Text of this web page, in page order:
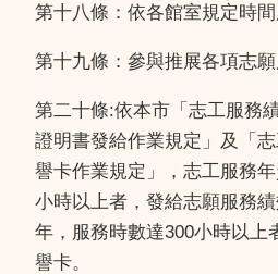
第十八條：依各館室規定時間
第十九條：參與推展各項志願
第二十條:依本市「志工服務
證明書發給作業規定」及
譽卡作業規定」，志工服務
小時以上者，發給志願服務
年，服務時數達300小時以上
譽卡。